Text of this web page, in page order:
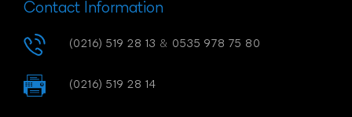
Contact Information
(0216) 519 28 13 & 0535 978 75 80
(0216) 519 28 14